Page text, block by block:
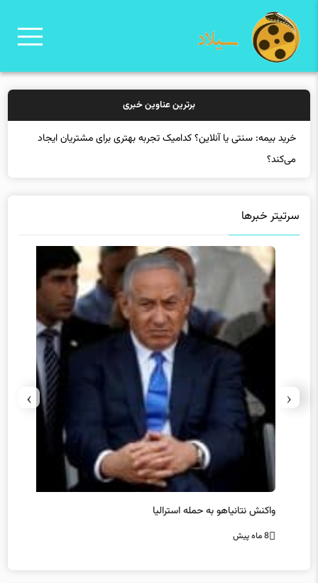
برترین عناوین خبری
خرید بیمه: سنتی یا آنلاین؟ کدامیک تجربه بهتری برای مشتریان ایجاد
می‌کند؟
سرتیتر خبرها
واکنش نتانیاهو به حمله استرالیا
8 ماه پیش
‹
›